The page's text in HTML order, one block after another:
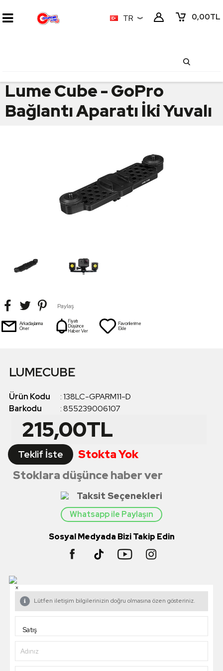
0,00TL
TR
Lume Cube - GoPro
Bağlantı Aparatı İki Yuvalı
Paylaş
Arkadaşlarına
Öner
Fiyatı
Düşünce
Haber Ver
Favorilerime
Ekle
LUMECUBE
Ürün Kodu :138LC-GPARM11-D
Barkodu
:855239006107
215,00TL
Teklif İste
Stokta Yok
Stoklara düşünce haber ver
Taksit Seçenekleri
Whatsapp ile Paylaşın
Sosyal Medyada Bizi Takip Edin
×
Lütfen iletişim bilgilerinizin doğru olmasına özen gösteriniz.
Adınız